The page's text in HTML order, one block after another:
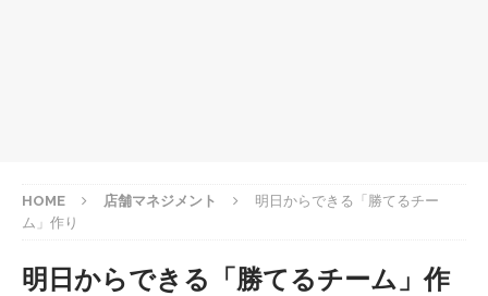
HOME 店舗マネジメント
明日からできる「勝てるチー
ム」作り
明日からできる「勝てるチーム」作